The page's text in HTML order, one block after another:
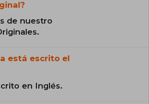
de nuestro
está escrito el
en Inglés.